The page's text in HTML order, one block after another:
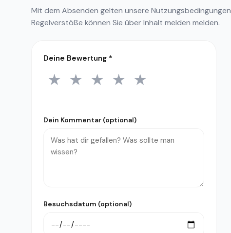
Mit dem Absenden gelten unsere Nutzungsbedingungen
Regelverstöße können Sie überInhalt melden melden.
Deine Bewertung *
1 Stern
★ 2 Sterne
★ 3 Sterne
★ 4 Sterne
★ 5 Sterne
★
Dein Kommentar (optional)
Besuchsdatum (optional)